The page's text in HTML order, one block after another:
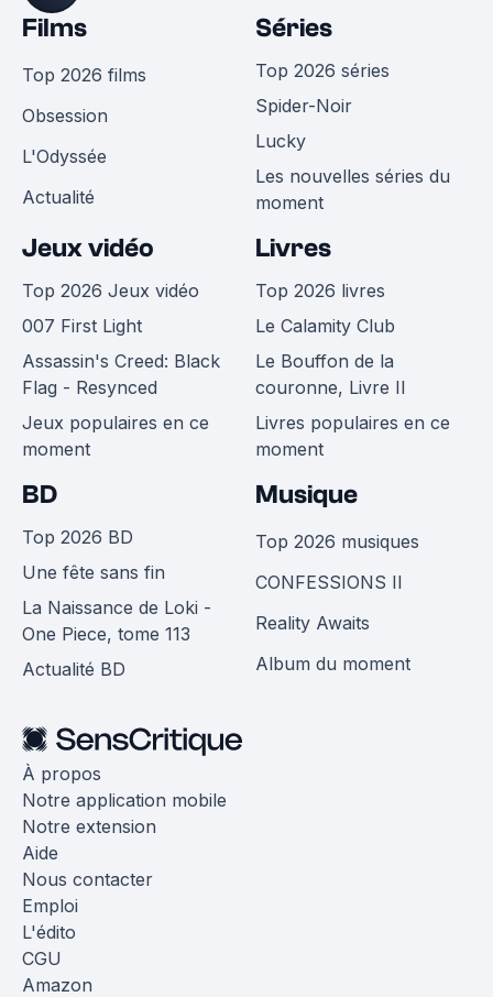
Films
Top 2026 films
Obsession
L'Odyssée
Actualité
Séries
Top 2026 séries
Spider-Noir
Lucky
Les nouvelles séries du
moment
Jeux vidéo
Top 2026 Jeux vidéo
007 First Light
Assassin's Creed: Black
Flag - Resynced
Jeux populaires en ce
moment
Livres
Top 2026 livres
Le Calamity Club
Le Bouffon de la
couronne, Livre II
Livres populaires en ce
moment
BD
Top 2026 BD
Une fête sans fin
La Naissance de Loki -
One Piece, tome 113
Actualité BD
Musique
Top 2026 musiques
CONFESSIONS II
Reality Awaits
Album du moment
À propos
Notre application mobile
Notre extension
Aide
Nous contacter
Emploi
L'édito
CGU
Amazon